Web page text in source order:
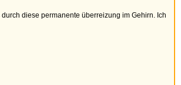
diese permanente überreizung im Gehirn. Ich